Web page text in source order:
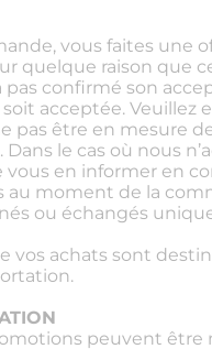
vous faites une
quelque raison que
pas confirmé son
acceptée.
pas être en mesure
Dans le cas où nous
en informer en
moment de la
ou échangés
vos achats sont
peuvent